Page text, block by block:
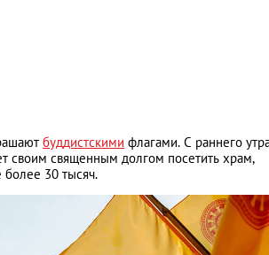
буддистскими флагами. С раннего
своим священным долгом посетить храм,
более 30 тысяч.